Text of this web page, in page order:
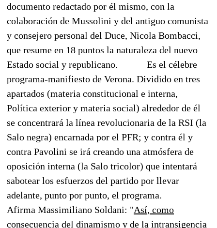
documento redactado por él mismo, con la
colaboración de Mussolini y del antiguo comunista
y consejero personal del Duce, Nicola Bombacci,
que resume en 18 puntos la naturaleza del nuevo
Estado social y republicano.
Es el célebre
programa-manifiesto de Verona. Dividido en tres
apartados (materia constitucional e interna,
Política exterior y materia social) alrededor de él
se concentrará la línea revolucionaria de la RSI (la
Salo negra) encarnada por el PFR; y contra él y
contra Pavolini se irá creando una atmósfera de
oposición interna (la Salo tricolor) que intentará
sabotear los esfuerzos del partido por llevar
adelante, punto por punto, el programa.
Afirma Massimiliano Soldani: "Así, como
consecuencia del dinamismo y de la intransigencia